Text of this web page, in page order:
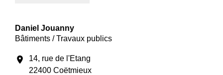
Daniel Jouanny
Bâtiments / Travaux publics
location_on
14, rue de l'Etang
22400 Coëtmieux